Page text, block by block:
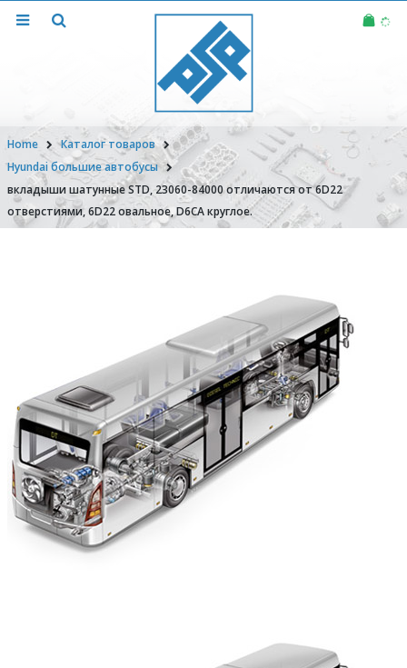
Home
Каталог товаров
Hyundai большие автобусы
вкладыши шатунные STD, 23060-84000 отличаются от 6D22
отверстиями, 6D22 овальное, D6CA круглое.